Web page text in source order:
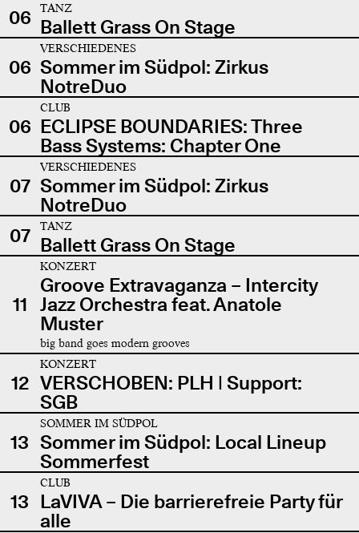
06
TANZ
Ballett Grass On Stage
06
VERSCHIEDENES
Sommer im Südpol: Zirkus
NotreDuo
06
CLUB
ECLIPSE BOUNDARIES: Three
Bass Systems: Chapter One
07
VERSCHIEDENES
Sommer im Südpol: Zirkus
NotreDuo
07
TANZ
Ballett Grass On Stage
11
KONZERT
Groove Extravaganza – Intercity
Jazz Orchestra feat. Anatole
Muster
big band goes modern grooves
12
KONZERT
VERSCHOBEN: PLH | Support:
SGB
13
SOMMER IM SÜDPOL
Sommer im Südpol: Local Lineup
Sommerfest
13
CLUB
LaVIVA – Die barrierefreie Party für
alle